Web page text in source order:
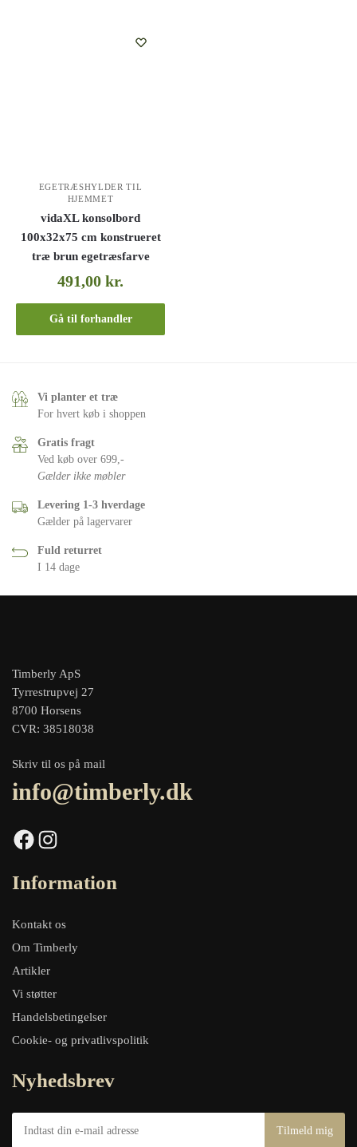
EGETRÆSHYLDER TIL
HJEMMET
vidaXL konsolbord
100x32x75 cm konstrueret
træ brun egetræsfarve
491,00kr.
Gå til forhandler
Vi planter et træ
For hvert køb i shoppen
Gratis fragt
Ved køb over 699,-
Gælder ikke møbler
Levering 1-3 hverdage
Gælder på lagervarer
Fuld returret
I 14 dage
Timberly ApS
Tyrrestrupvej 27
8700 Horsens
CVR: 38518038
Skriv til os på mail
info@timberly.dk
Facebook Instagram
Information
Kontakt os
Om Timberly
Artikler
Vi støtter
Handelsbetingelser
Cookie- og privatlivspolitik
Nyhedsbrev